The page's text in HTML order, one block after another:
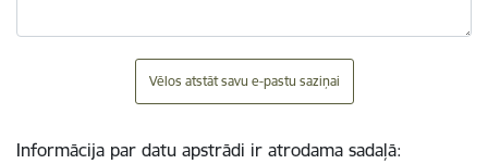
Vēlos atstāt savu e-pastu saziņai
Informācija par datu apstrādi ir atrodama sadaļā: